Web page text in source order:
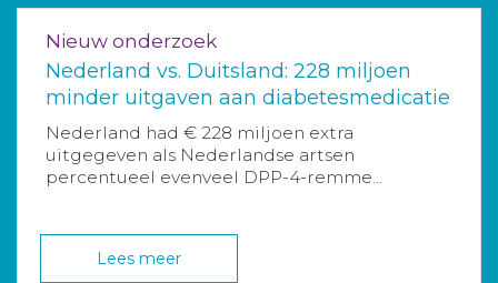
Nieuw onderzoek
Nederland vs. Duitsland: 228 miljoen
minder uitgaven aan diabetesmedicatie
Nederland had € 228 miljoen extra
uitgegeven als Nederlandse artsen
percentueel evenveel DPP-4-remme...
Lees meer